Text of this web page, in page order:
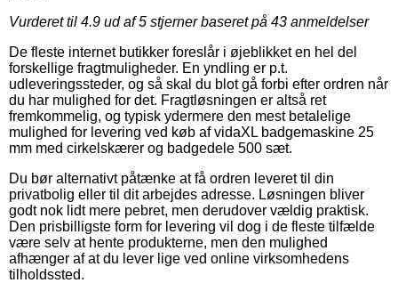
Vurderet til 4.9 ud af 5 stjerner baseret på 43 anmeldelser
De fleste internet butikker foreslår i øjeblikket en hel del
forskellige fragtmuligheder. En yndling er p.t.
udleveringssteder, og så skal du blot gå forbi efter ordren når
du har mulighed for det. Fragtløsningen er altså ret
fremkommelig, og typisk ydermere den mest betalelige
mulighed for levering ved køb af vidaXL badgemaskine 25
mm med cirkelskærer og badgedele 500 sæt.
Du bør alternativt påtænke at få ordren leveret til din
privatbolig eller til dit arbejdes adresse. Løsningen bliver
godt nok lidt mere pebret, men derudover vældig praktisk.
Den prisbilligste form for levering vil dog i de fleste tilfælde
være selv at hente produkterne, men den mulighed
afhænger af at du lever lige ved online virksomhedens
tilholdssted.